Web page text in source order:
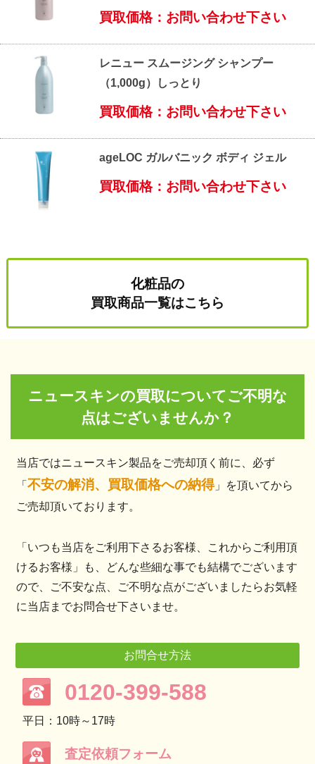
買取価格：お問い合わせ下さい
レニュー スムージング シャンプー
（1,000g）しっとり
買取価格：お問い合わせ下さい
ageLOC ガルバニック ボディ ジェル
買取価格：お問い合わせ下さい
化粧品の
買取商品一覧はこちら
ニュースキンの買取についてご不明な
点はございませんか？
当店ではニュースキン製品をご売却頂く前に、必ず
「不安の解消、買取価格への納得」を頂いてから
ご売却頂いております。
「いつも当店をご利用下さるお客様、これからご利用頂
けるお客様」も、どんな些細な事でも結構でございます
ので、ご不安な点、ご不明な点がございましたらお気軽
に当店までお問合せ下さいませ。
お問合せ方法
0120-399-588
平日：10時～17時
査定依頼フォーム